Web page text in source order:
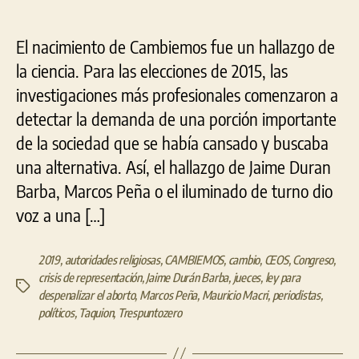
El nacimiento de Cambiemos fue un hallazgo de
la ciencia. Para las elecciones de 2015, las
investigaciones más profesionales comenzaron a
detectar la demanda de una porción importante
de la sociedad que se había cansado y buscaba
una alternativa. Así, el hallazgo de Jaime Duran
Barba, Marcos Peña o el iluminado de turno dio
voz a una […]
Etiquetas
2019, autoridades religiosas,CAMBIEMOS, cambio, CEOS,Congreso,
crisis de representación,Jaime Durán Barba, jueces, ley para
despenalizar el aborto, Marcos Peña, Mauricio Macri, periodistas,
políticos, Taquion, Trespuntozero